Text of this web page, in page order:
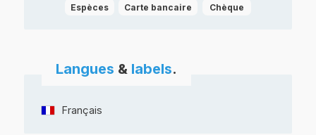
Langues & labels.
Français